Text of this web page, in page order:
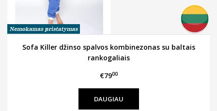
Sofa Killer džinso spalvos kombinezonas su baltais
rankogaliais
€7900
DAUGIAU